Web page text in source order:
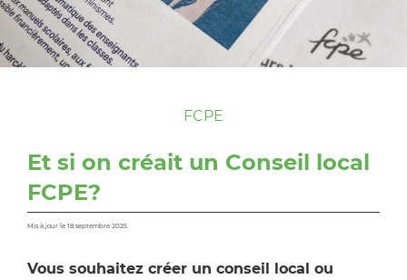
FCPE
Et si on créait un Conseil local
FCPE?
Mis à jour le 18 septembre 2025
Vous souhaitez créer un conseil local ou